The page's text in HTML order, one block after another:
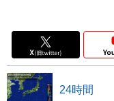
24時間